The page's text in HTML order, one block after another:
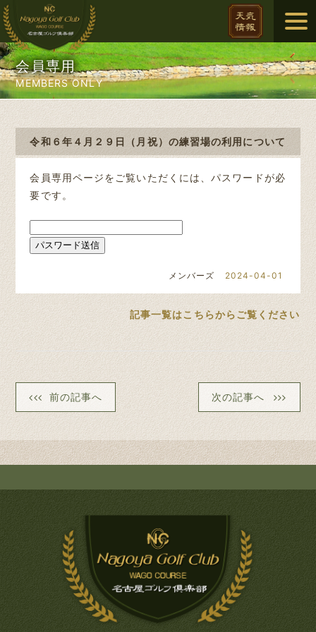
会員専用
MEMBERS ONLY
令和６年４月２９日（月祝）の練習場の利用について
会員専用ページをご覧いただくには、パスワードが必
要です。
メンバーズ 2024-04-01
記事一覧はこちらからご覧ください
前の記事へ 次の記事へ